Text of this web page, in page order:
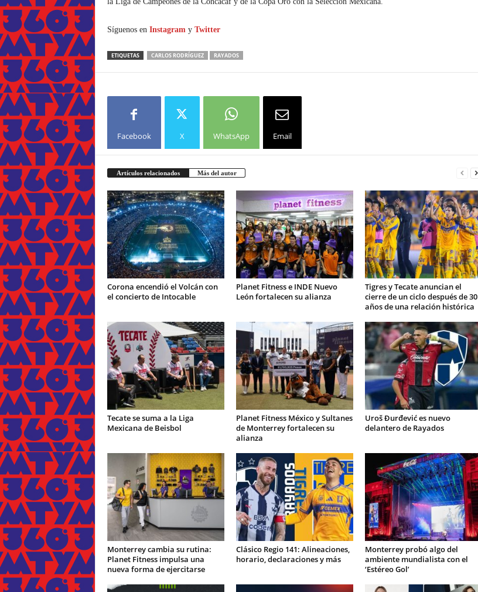
Síguenos en Instagramy Twitter
ETIQUETAS CARLOS RODRÍGUEZ RAYADOS
Facebook X WhatsApp Email
Artículos relacionados Más del autor
Corona encendió el Volcán con
el concierto de Intocable
Planet Fitness e INDE Nuevo
León fortalecen su alianza
Tigres y Tecate anuncian el
cierre de un ciclo después de 30
años de una relación histórica
Tecate se suma a la Liga
Mexicana de Beisbol
Planet Fitness México y Sultanes
de Monterrey fortalecen su
alianza
Uroš Đurđević es nuevo
delantero de Rayados
Monterrey cambia su rutina:
Planet Fitness impulsa una
nueva forma de ejercitarse
Clásico Regio 141: Alineaciones,
horario, declaraciones y más
Monterrey probó algo del
ambiente mundialista con el
‘Estéreo Gol’